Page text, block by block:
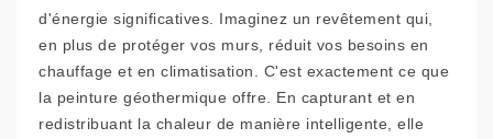
d'énergie significatives. Imaginez un revêtement qui,
en plus de protéger vos murs, réduit vos besoins en
chauffage et en climatisation. C'est exactement ce que
la peinture géothermique offre. En capturant et en
redistribuant la chaleur de manière intelligente, elle